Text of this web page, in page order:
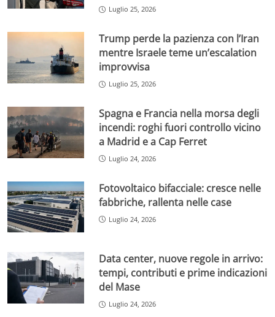
Luglio 25, 2026
Trump perde la pazienza con l’Iran
mentre Israele teme un’escalation
improvvisa
Luglio 25, 2026
Spagna e Francia nella morsa degli
incendi: roghi fuori controllo vicino
a Madrid e a Cap Ferret
Luglio 24, 2026
Fotovoltaico bifacciale: cresce nelle
fabbriche, rallenta nelle case
Luglio 24, 2026
Data center, nuove regole in arrivo:
tempi, contributi e prime indicazioni
del Mase
Luglio 24, 2026